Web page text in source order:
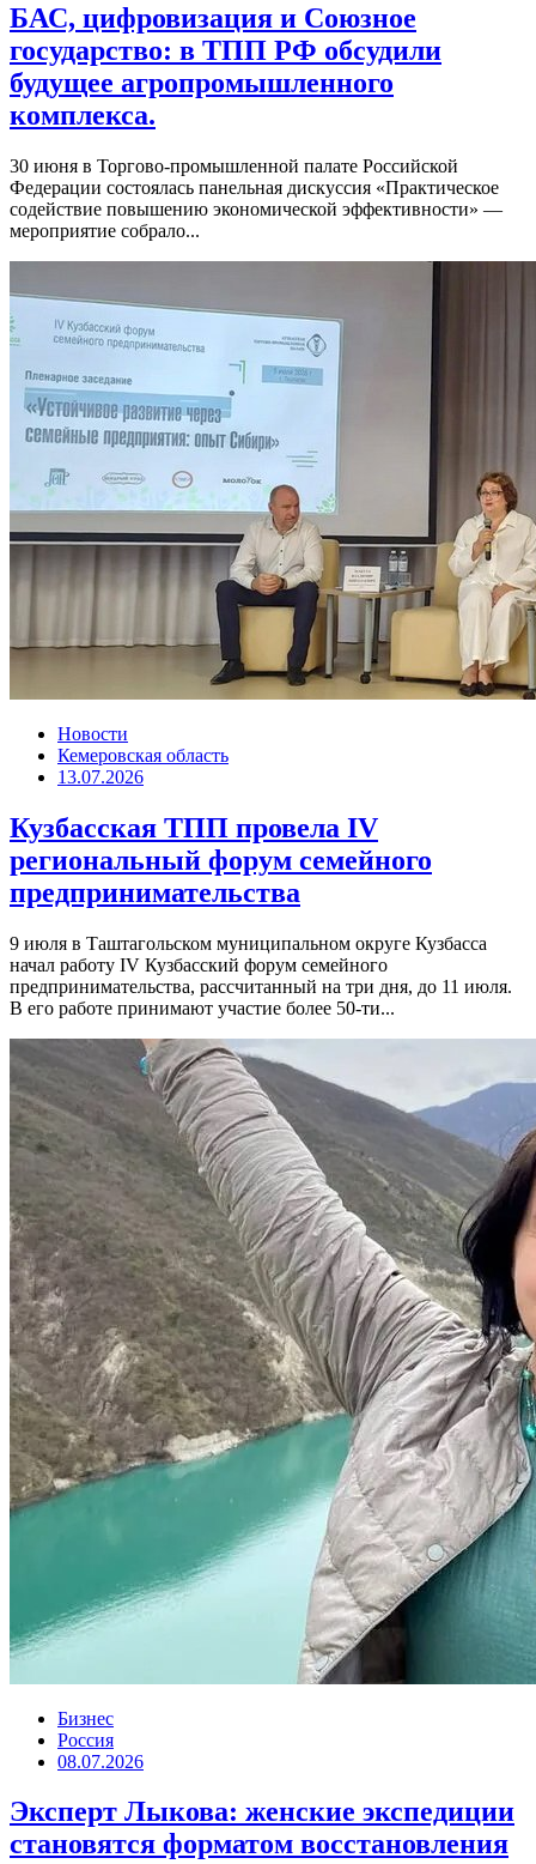
БАС, цифровизация и Союзное
государство: в ТПП РФ обсудили
будущее агропромышленного
комплекса.
30 июня в Торгово-промышленной палате Российской
Федерации состоялась панельная дискуссия «Практическое
содействие повышению экономической эффективности» —
мероприятие собрало...
Новости
Кемеровская область
13.07.2026
Кузбасская ТПП провела IV
региональный форум семейного
предпринимательства
9 июля в Таштагольском муниципальном округе Кузбасса
начал работу IV Кузбасский форум семейного
предпринимательства, рассчитанный на три дня, до 11 июля.
В его работе принимают участие более 50-ти...
Бизнес
Россия
08.07.2026
Эксперт Лыкова: женские экспедиции
становятся форматом восстановления